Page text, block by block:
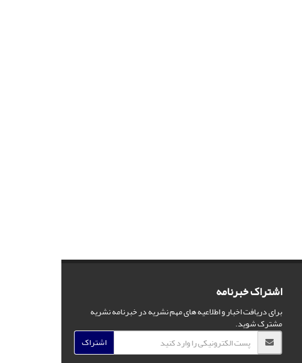
اشتراک خبرنامه
برای دریافت اخبار و اطلاعیه های مهم نشریه در خبرنامه نشریه
مشترک شوید.
اشتراک